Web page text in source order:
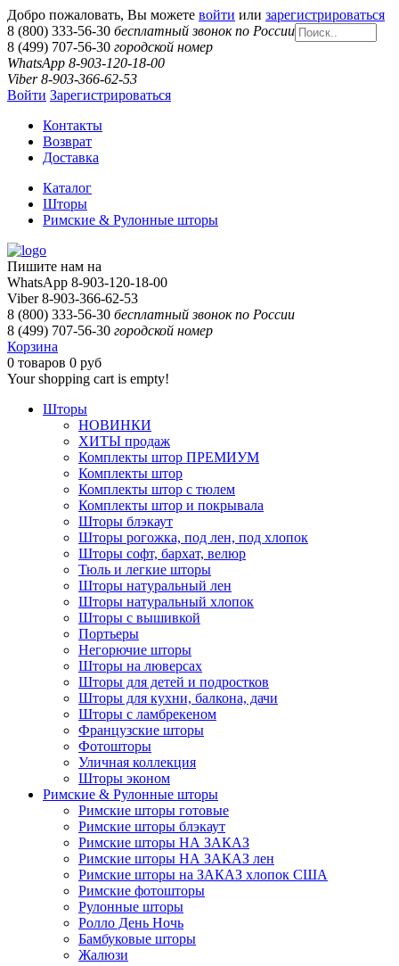
Добро пожаловать, Вы можете войти или зарегистрироваться
8 (800) 333-56-30 бесплатный звонок по России
8 (499) 707-56-30 городской номер
WhatsApp 8-903-120-18-00
Viber 8-903-366-62-53
Войти Зарегистрироваться
Контакты
Возврат
Доставка
Каталог
Шторы
Римские & Рулонные шторы
Пишите нам на
WhatsApp 8-903-120-18-00
Viber 8-903-366-62-53
8 (800) 333-56-30 бесплатный звонок по России
8 (499) 707-56-30 городской номер
Корзина
0 товаров 0 руб
Your shopping cart is empty!
Шторы
НОВИНКИ
ХИТЫ продаж
Комплекты штор ПРЕМИУМ
Комплекты штор
Комплекты штор с тюлем
Комплекты штор и покрывала
Шторы блэкаут
Шторы рогожка, под лен, под хлопок
Шторы софт, бархат, велюр
Тюль и легкие шторы
Шторы натуральный лен
Шторы натуральный хлопок
Шторы с вышивкой
Портьеры
Негорючие шторы
Шторы на люверсах
Шторы для детей и подростков
Шторы для кухни, балкона, дачи
Шторы с ламбрекеном
Французские шторы
Фотошторы
Уличная коллекция
Шторы эконом
Римские & Рулонные шторы
Римские шторы готовые
Римские шторы блэкаут
Римские шторы НА ЗАКАЗ
Римские шторы НА ЗАКАЗ лен
Римские шторы на ЗАКАЗ хлопок США
Римские фотошторы
Рулонные шторы
Ролло День Ночь
Бамбуковые шторы
Жалюзи